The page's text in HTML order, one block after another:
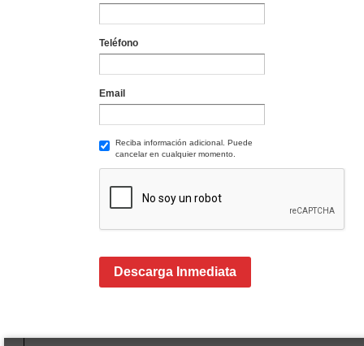
Teléfono
Email
Reciba información adicional. Puede
cancelar en cualquier momento.
Descarga Inmediata